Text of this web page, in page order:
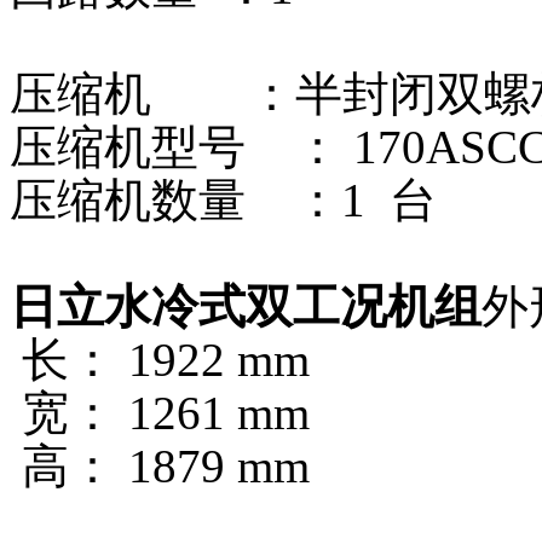
压缩机 ：半封闭双螺
压缩机型号 ：
压缩机数量 ：1 台
日立水冷式双工况机组外
长： 1922 mm
宽： 1261 mm
高： 1879 mm